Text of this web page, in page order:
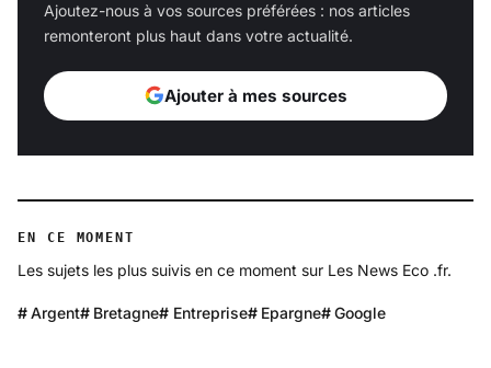
Ajoutez-nous à vos sources préférées : nos articles
remonteront plus haut dans votre actualité.
Ajouter à mes sources
EN CE MOMENT
Les sujets les plus suivis en ce moment sur Les News Eco .fr.
Argent Bretagne Entreprise Epargne Google